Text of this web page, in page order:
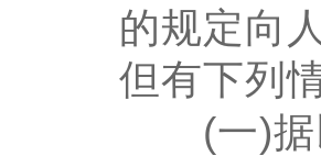
的规定向
但有下列
(一)